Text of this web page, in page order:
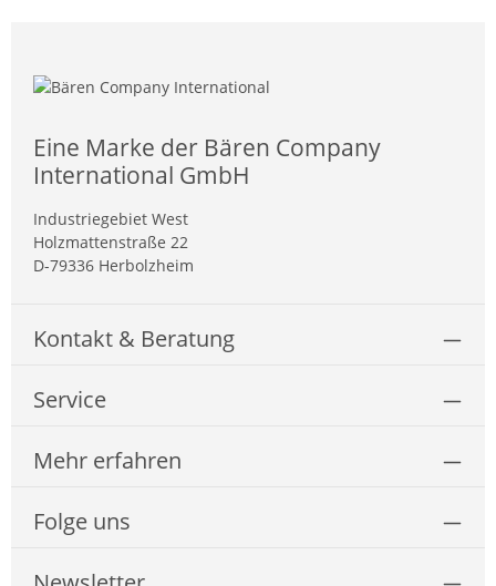
Eine Marke der Bären Company
International GmbH
Industriegebiet West
Holzmattenstraße 22
D-79336 Herbolzheim
Kontakt & Beratung
Service
Mehr erfahren
Folge uns